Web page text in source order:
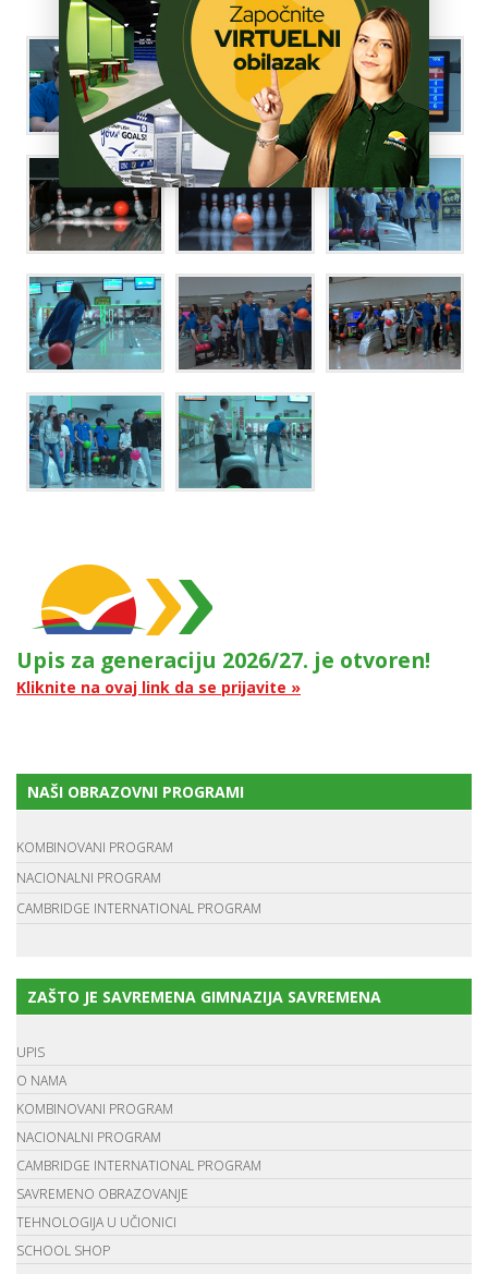
Upis za generaciju 2026/27. je otvoren!
Kliknite na ovaj link da se prijavite »
NAŠI OBRAZOVNI PROGRAMI
KOMBINOVANI PROGRAM
NACIONALNI PROGRAM
CAMBRIDGE INTERNATIONAL PROGRAM
ZAŠTO JE SAVREMENA GIMNAZIJA SAVREMENA
UPIS
O NAMA
KOMBINOVANI PROGRAM
NACIONALNI PROGRAM
CAMBRIDGE INTERNATIONAL PROGRAM
SAVREMENO OBRAZOVANJE
TEHNOLOGIJA U UČIONICI
SCHOOL SHOP